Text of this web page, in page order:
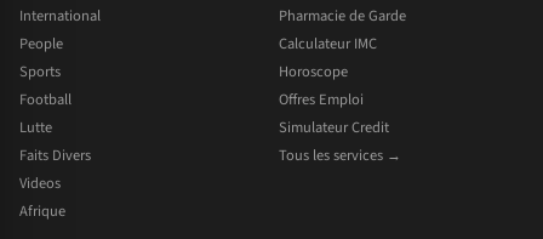
International
People
Sports
Football
Lutte
Faits Divers
Videos
Afrique
Pharmacie de Garde
Calculateur IMC
Horoscope
Offres Emploi
Simulateur Credit
Tous les services →